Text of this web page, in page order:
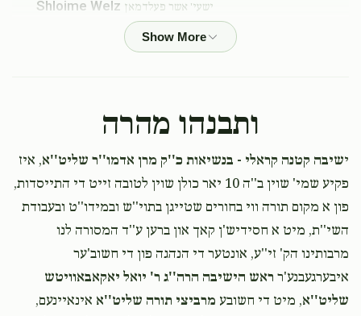
Shloime Welz ישעי' אשר פעלדמאן
Elimelech Fried ישעי' אשר פעלדמאן
1 month ago $5.00
הצלחה רבה
Joseph Singerישעי' אשר פעלדמאן
1 month ago $50.00
ותבנהו מהרה
ישיבה קטנה קראלי - בנשיאות כ''ק מרן אדמו''ר שליט''א, איז
פקיע שמי' שוין ב''ה 10 יאר כולן שוין לטובה זייט די התייסדות,
פון א מקום תורה ווי בחורים שטייגן בתוי''ש ובמידו''ט ובעבודת
השי''ת, מיט א חסידיש'ן קאך און ברען ע''ד המסורה לנו
מרבותינו הק' זי''ע, אונטער די הנהגה פון די חשוב'ער
איבערגעבנע'ר ראש הישיבה הרה''ג ר' יואל יאקאבאוויטש
שליט''א, מיט די חשובע מרביצי תורה שליט''א אינאיינעם,